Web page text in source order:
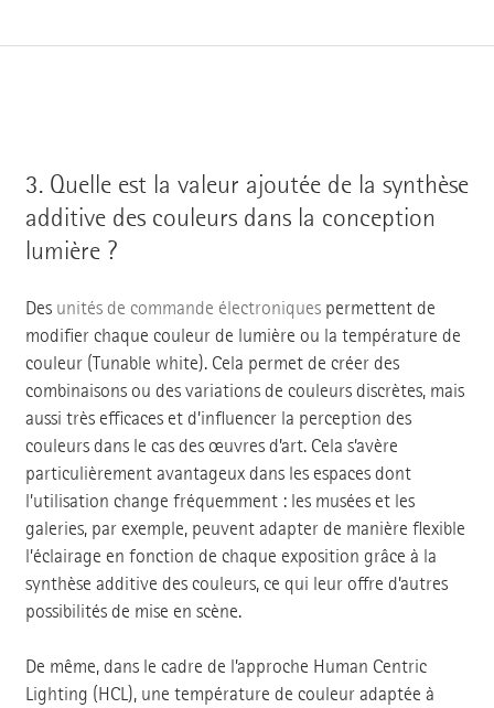
3. Quelle est la valeur ajoutée de la synthèse
additive des couleurs dans la conception
lumière ?
Des unités de commande électroniquespermettent de
modifier chaque couleur de lumière ou la température de
couleur (Tunable white). Cela permet de créer des
combinaisons ou des variations de couleurs discrètes, mais
aussi très efficaces et d’influencer la perception des
couleurs dans le cas des œuvres d’art. Cela s’avère
particulièrement avantageux dans les espaces dont
l’utilisation change fréquemment : les musées et les
galeries, par exemple, peuvent adapter de manière flexible
l’éclairage en fonction de chaque exposition grâce à la
synthèse additive des couleurs, ce qui leur offre d’autres
possibilités de mise en scène.
De même, dans le cadre de l’approche Human Centric
Lighting (HCL), une température de couleur adaptée à